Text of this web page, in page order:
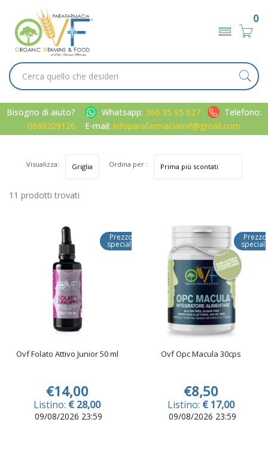
0
Bisogno di aiuto? Whatsapp: 366 35 95 627
Telefono:
0686209126
E-mail: infoparafarmaciaovf@gmail.com
11 prodotti trovati
Visualizza: Ordina per :
Prezzo
speciale
Ovf Folato Attivo Junior 50 ml
€14,00
Listino: € 28,00
09/08/2026 23:59
Prezzo
Ovf Opc Macula 30cps
€8,50
Listino: € 17,00
09/08/2026 23:59